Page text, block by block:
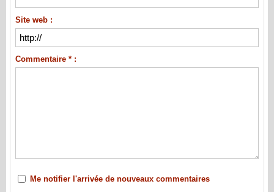
Site web :
Commentaire * :
Me notifier l'arrivée de nouveaux commentaires